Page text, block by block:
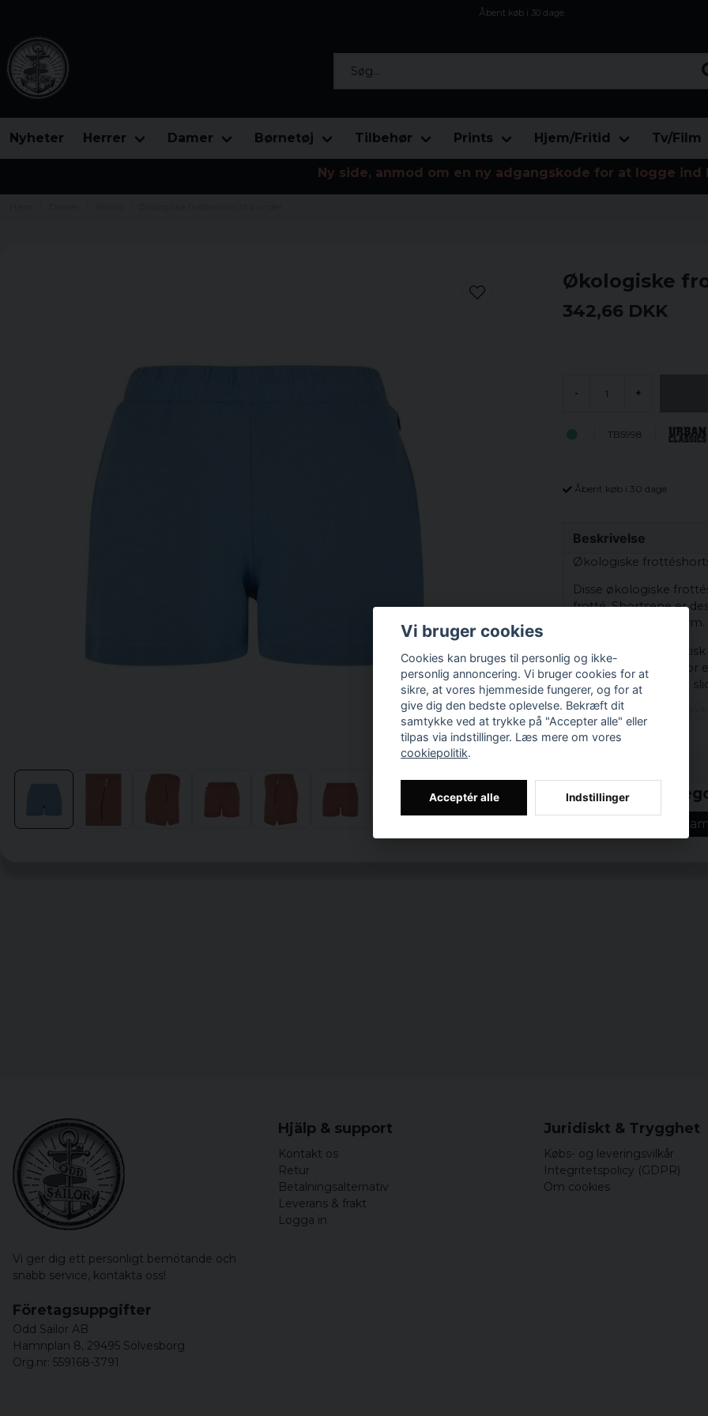
Åbent køb i 30 dage
Nyheter Herrer Damer Børnetøj Tilbehør Prints Hjem/Fritid Tv/Film
Ny side, anmod om en ny adgangskode for at logge ind
Økologiske
342,66 DKK
- +
TB5998
Åbent køb i 30 dage
Beskrivelse
Økologiske
Disse økologiske
frotté. Shortsene er
afslappet, løs pasform.
De har også en
størrelsesjustering for
sidelommer og små
Ved at vælge
lavet med hensyn til
løsning til dem, der
Vægt: 300 gsm
Størrelser: XS, S,
Farver: Sort,
Relaterede
Vi ger dig ett personligt bemötande och
snabb service, kontakta oss!
Hjälp & support
Kontakt os
Retur
Betalningsalternativ
Leverans & frakt
Logga in
Juridiskt & Trygghet
Købs- og leveringsvilkår
Integritetspolicy (GDPR)
Om cookies
Företagsuppgifter
Odd Sailor AB
Hamnplan 8, 29495 Sölvesborg
Org.nr: 559168-3791
Vi bruger cookies
Cookies kan bruges til personlig og ikke-
personlig annoncering. Vi bruger cookies for at
sikre, at vores hjemmeside fungerer, og for at
give dig den bedste oplevelse. Bekræft dit
samtykke ved at trykke på "Accepter alle" eller
tilpas via indstillinger. Læs mere om vores
cookiepolitik.
Acceptér alle Indstillinger